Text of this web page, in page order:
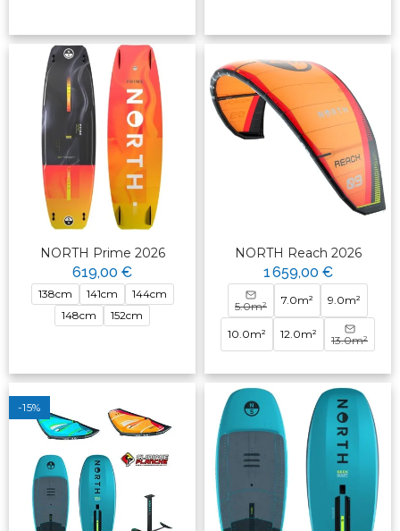
NORTH Prime 2026
619,00 €
138cm 141cm
144cm
148cm
152cm
NORTH Reach 2026
1 659,00 €
5.0m² 7.0m² 9.0m²
10.0m² 12.0m² 13.0m²
-15%